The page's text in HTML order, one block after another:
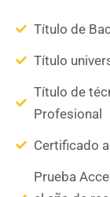
Título de
Título
Título de
Profesional
Certificado
Prueba